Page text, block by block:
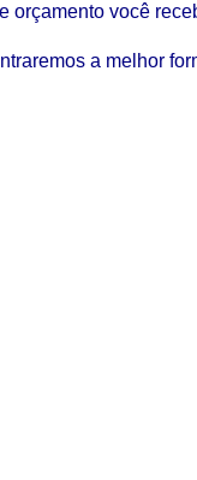
orçamento você
a melhor